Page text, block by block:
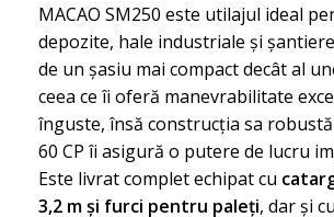
MACAO SM250 este utilajul ideal
depozite, hale industriale și
de un șasiu mai compact decât al
ceea ce îi oferă manevrabilitate
înguste, însă construcția sa
60 CP îi asigură o putere de lucru
Este livrat complet echipat cu
3,2 m și furci pentru paleți, dar și cu